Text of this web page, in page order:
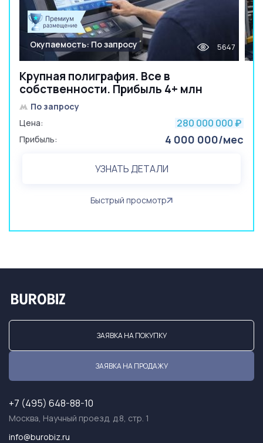
Крупная полиграфия. Все в
собственности. Прибыль 4+ млн
Окупаемость: По запросу 5647
По запросу
Цена:
280 000 000 ₽
Прибыль: 4 000 000/мес
УЗНАТЬ ДЕТАЛИ
Быстрый просмотр
ЗАЯВКА НА ПОКУПКУ
ЗАЯВКА НА ПРОДАЖУ
+7 (495) 648-88-10
Москва, Научный проезд, д.8, стр. 1
info@burobiz.ru